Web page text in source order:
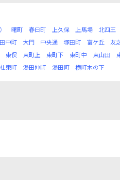
曙町 春日町 上久保 上馬場 北四王
田中町 大門 中央通 塚田町 富ケ丘 友
東俣 東町上 東町下 東町中 東山田
社東町 湯田仲町 湯田町 横町木の下